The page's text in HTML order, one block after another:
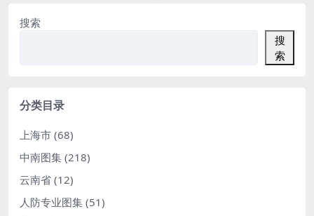
搜索
搜
索
分类目录
上海市 (68)
中南图集 (218)
云南省 (12)
人防专业图集 (51)